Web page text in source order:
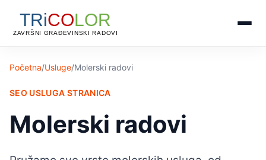
Početna/Usluge/Molerski radovi
SEO USLUGA STRANICA
Molerski radovi